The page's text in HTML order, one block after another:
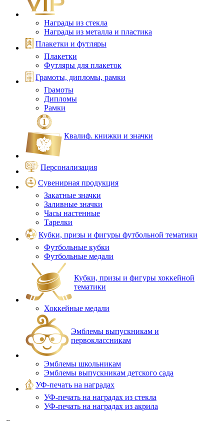
Награды из стекла
Награды из металла и пластика
Плакетки и футляры
Плакетки
Футляры для плакеток
Грамоты, дипломы, рамки
Грамоты
Дипломы
Рамки
Квалиф. книжки и значки
Персонализация
Сувенирная продукция
Закатные значки
Заливные значки
Часы настенные
Тарелки
Кубки, призы и фигуры футбольной тематики
Футбольные кубки
Футбольные медали
Кубки, призы и фигуры хоккейной
тематики
Хоккейные медали
Эмблемы выпускникам и
первоклассникам
Эмблемы школьникам
Эмблемы выпускникам детского сада
УФ-печать на наградах
УФ‑печать на наградах из стекла
УФ-печать на наградах из акрила